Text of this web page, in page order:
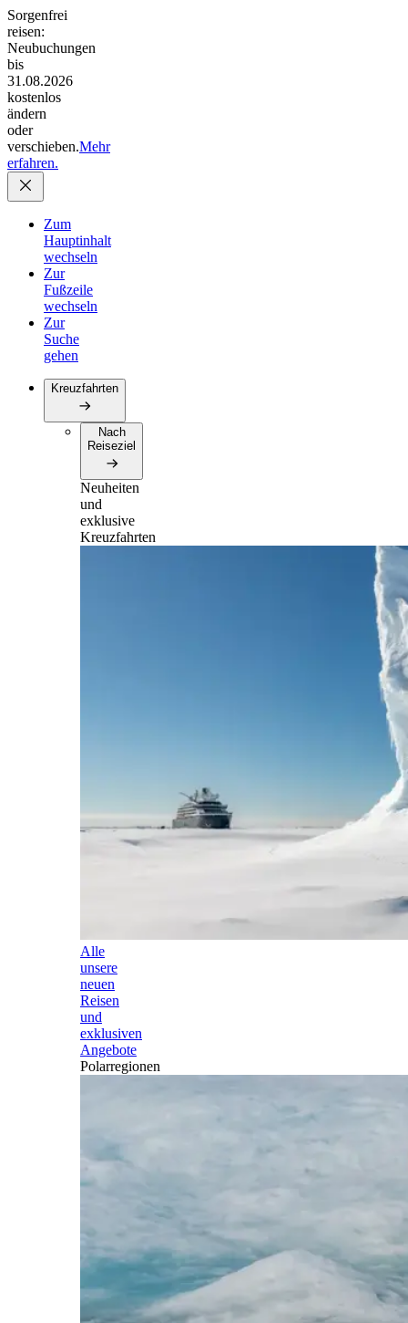
Sorgenfrei
reisen:
Neubuchungen
bis
31.08.2026
kostenlos
ändern
oder
verschieben.Mehr
erfahren.
Zum
Hauptinhalt
wechseln
Zur
Fußzeile
wechseln
Zur
Suche
gehen
Kreuzfahrten
Nach
Reiseziel
Neuheiten
und
exklusive
Kreuzfahrten
Alle
unsere
neuen
Reisen
und
exklusiven
Angebote
Polarregionen